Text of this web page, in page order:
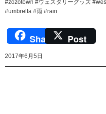
#zozotown #ウェスタリーグッズ
#umbrella #雨 #rain
Share Post
2017年6月5日